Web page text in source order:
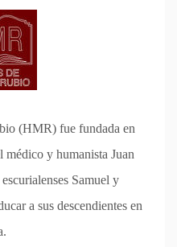
(HMR) fue fundada en
y humanista Juan
Samuel y
a sus descendientes en